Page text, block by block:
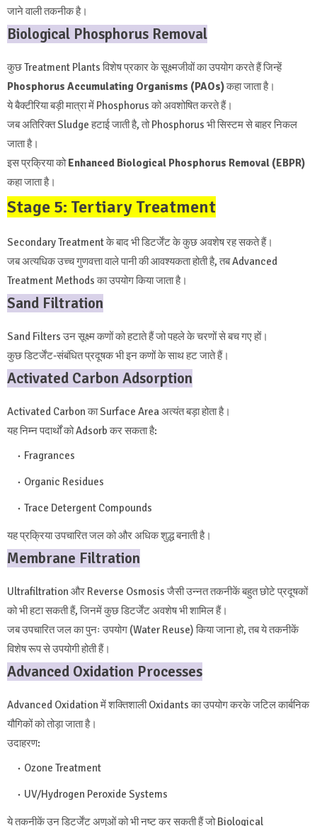
जाने वाली तकनीक है।
Biological Phosphorus Removal
कुछ Treatment Plants विशेष प्रकार के सूक्ष्मजीवों का उपयोग करते हैं जिन्हें
Phosphorus Accumulating Organisms (PAOs)कहा जाता है।
ये बैक्टीरिया बड़ी मात्रा में Phosphorus को अवशोषित करते हैं।
जब अतिरिक्त Sludge हटाई जाती है, तो Phosphorus भी सिस्टम से बाहर निकल
जाता है।
इस प्रक्रिया कोEnhanced Biological Phosphorus Removal (EBPR)
कहा जाता है।
Stage 5: Tertiary Treatment
Secondary Treatment के बाद भी डिटर्जेंट के कुछ अवशेष रह सकते हैं।
जब अत्यधिक उच्च गुणवत्ता वाले पानी की आवश्यकता होती है, तब Advanced
Treatment Methods का उपयोग किया जाता है।
Sand Filtration
Sand Filters उन सूक्ष्म कणों को हटाते हैं जो पहले के चरणों से बच गए हों।
कुछ डिटर्जेंट-संबंधित प्रदूषक भी इन कणों के साथ हट जाते हैं।
Activated Carbon Adsorption
Activated Carbon का Surface Area अत्यंत बड़ा होता है।
यह निम्न पदार्थों को Adsorb कर सकता है:
Fragrances
Organic Residues
Trace Detergent Compounds
यह प्रक्रिया उपचारित जल को और अधिक शुद्ध बनाती है।
Membrane Filtration
Ultrafiltration और Reverse Osmosis जैसी उन्नत तकनीकें बहुत छोटे प्रदूषकों
को भी हटा सकती हैं, जिनमें कुछ डिटर्जेंट अवशेष भी शामिल हैं।
जब उपचारित जल का पुनः उपयोग (Water Reuse) किया जाना हो, तब ये तकनीकें
विशेष रूप से उपयोगी होती हैं।
Advanced Oxidation Processes
Advanced Oxidation में शक्तिशाली Oxidants का उपयोग करके जटिल कार्बनिक
यौगिकों को तोड़ा जाता है।
उदाहरण:
Ozone Treatment
UV/Hydrogen Peroxide Systems
ये तकनीकें उन डिटर्जेंट अणुओं को भी नष्ट कर सकती हैं जो Biological